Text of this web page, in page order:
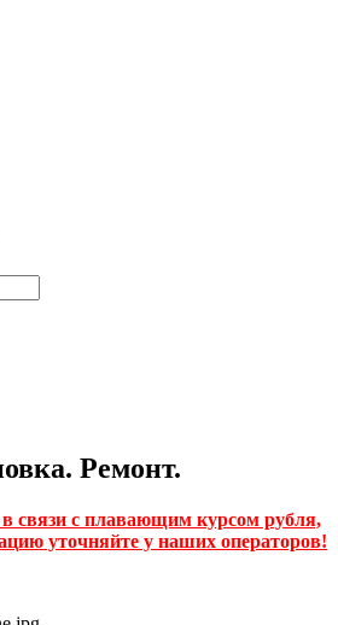
Ремонт.
связи с плавающим курсом рубля,
уточняйте у наших операторов!